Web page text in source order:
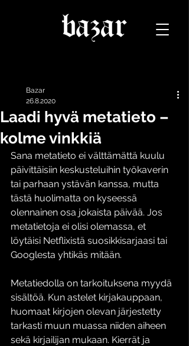
Laadi hyvä metatieto –
kolme vinkkiä
Bazar
26.8.2020
Sana metatieto ei välttämättä kuulu
päivittäisiin keskusteluihin työkaverin
tai parhaan ystävän kanssa, mutta
tästä huolimatta on kyseessä
olennainen osa jokaista päivää. Jos
metatietoja ei olisi olemassa, et
löytäisi Netflixistä suosikkisarjaasi tai
Googlesta yhtikäs mitään.
Metatiedolla on tarkoituksena myydä
sisältöä. Kun astelet kirjakauppaan,
huomaat kirjojen olevan järjestetty
tarkasti muun muassa niiden aiheen
sekä kirjailijan mukaan. Kierrät ja